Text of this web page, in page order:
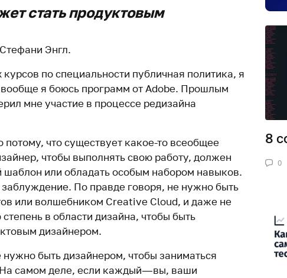
стать продуктовым
Энгл.
курсов по специальности публичная политика, я
я боюсь программ от Adobe. Прошлым
мне участие в процессе редизайна
потому, что существует какое-то всеобщее
чтобы выполнять свою работу, должен
шаблон или обладать особым набором навыков.
заблуждение. По правде говоря, не нужно быть
или волшебником Creative Cloud, и даже не
в области дизайна, чтобы быть
дизайнером.
быть дизайнером, чтобы заниматься
самом деле, если каждый — вы, ваши
8
0